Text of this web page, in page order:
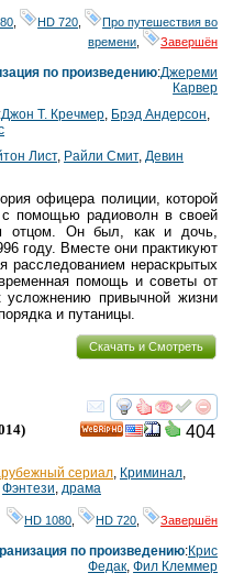
HD 720
Про путешествия во
времени
Завершён
по произведению:Джереми
Карвер
:Джон Т. Кречмер, Брэд Андерсон,
Лист, Райли Смит, Девин
офицера полиции, которой
помощью радиоволн в своей
отцом. Он был, как и дочь,
году. Вместе они практикуют
расследованием нераскрытых
помощь и советы от
усложнению привычной жизни
и путаницы.
Скачать и Смотреть
смотреть
404
сериал, Криминал,
Фэнтези, драма
HD 1080 HD 720 Завершён
по произведению:Крис
Федак,Фил Клеммер